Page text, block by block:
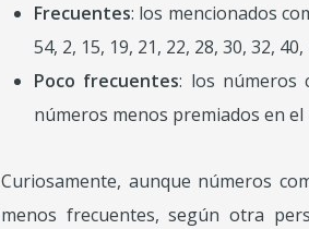
Frecuentes: los mencionados
54, 2, 15, 19, 21, 22, 28, 30, 32, 40,
Poco frecuentes: los números
números menos premiados en el
Curiosamente, aunque números
menos frecuentes, según otra